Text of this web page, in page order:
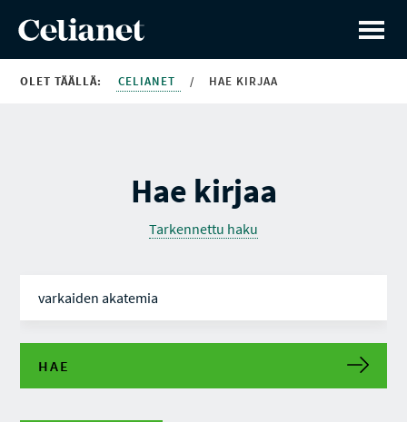
OLET TÄÄLLÄ: CELIANET / HAE KIRJAA
Hae kirjaa
Tarkennettu haku
HAE